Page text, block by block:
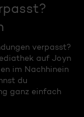
verpasst?
auf Joyn
im Nachhinein
du
ganz einfach